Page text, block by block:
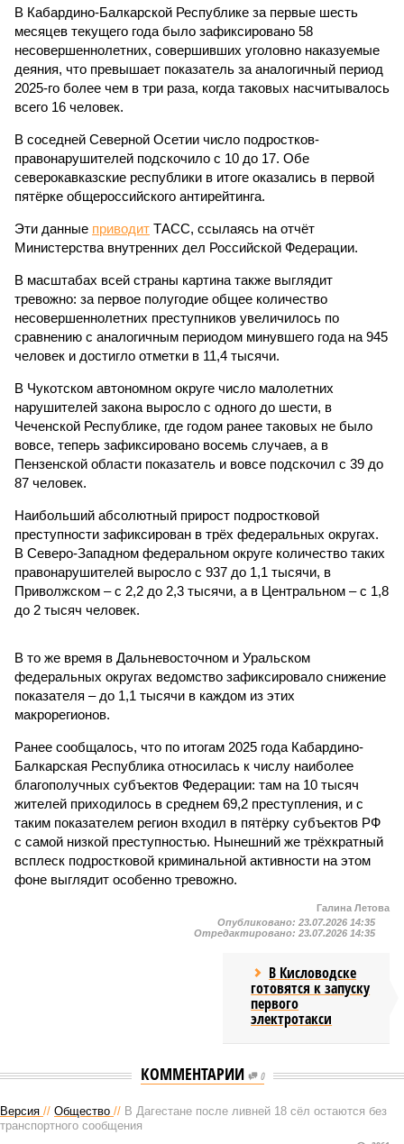
В Кабардино-Балкарской Республике за первые шесть
месяцев текущего года было зафиксировано 58
несовершеннолетних, совершивших уголовно наказуемые
деяния, что превышает показатель за аналогичный период
2025-го более чем в три раза, когда таковых насчитывалось
всего 16 человек.
В соседней Северной Осетии число подростков-
правонарушителей подскочило с 10 до 17. Обе
северокавказские республики в итоге оказались в первой
пятёрке общероссийского антирейтинга.
Эти данные приводит ТАСС, ссылаясь на отчёт
Министерства внутренних дел Российской Федерации.
В масштабах всей страны картина также выглядит
тревожно: за первое полугодие общее количество
несовершеннолетних преступников увеличилось по
сравнению с аналогичным периодом минувшего года на 945
человек и достигло отметки в 11,4 тысячи.
В Чукотском автономном округе число малолетних
нарушителей закона выросло с одного до шести, в
Чеченской Республике, где годом ранее таковых не было
вовсе, теперь зафиксировано восемь случаев, а в
Пензенской области показатель и вовсе подскочил с 39 до
87 человек.
Наибольший абсолютный прирост подростковой
преступности зафиксирован в трёх федеральных округах.
В Северо-Западном федеральном округе количество таких
правонарушителей выросло с 937 до 1,1 тысячи, в
Приволжском – с 2,2 до 2,3 тысячи, а в Центральном – с 1,8
до 2 тысяч человек.
В то же время в Дальневосточном и Уральском
федеральных округах ведомство зафиксировало снижение
показателя – до 1,1 тысячи в каждом из этих
макрорегионов.
Ранее сообщалось, что по итогам 2025 года Кабардино-
Балкарская Республика относилась к числу наиболее
благополучных субъектов Федерации: там на 10 тысяч
жителей приходилось в среднем 69,2 преступления, и с
таким показателем регион входил в пятёрку субъектов РФ
с самой низкой преступностью. Нынешний же трёхкратный
всплеск подростковой криминальной активности на этом
фоне выглядит особенно тревожно.
Галина Летова
Опубликовано: 23.07.2026 14:35
Отредактировано: 23.07.2026 14:35
В Кисловодске
готовятся к запуску
первого
электротакси
КОММЕНТАРИИ 0
Версия // Общество // В Дагестане после ливней 18 сёл остаются без
транспортного сообщения